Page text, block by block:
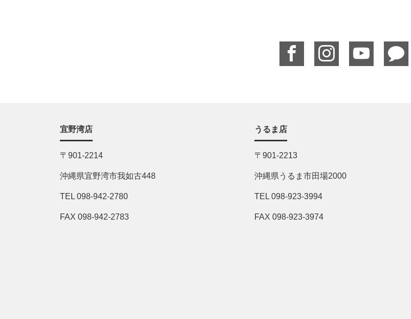
宜野湾店
〒901-2214
沖縄県宜野湾市我如古448
TEL 098-942-2780
FAX 098-942-2783
うるま店
〒901-2213
沖縄県うるま市田場2000
TEL 098-923-3994
FAX 098-923-3974